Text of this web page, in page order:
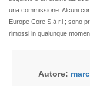
una commissione. Alcuni
Europe Core S.à r.l.; sono
rimossi in qualunque
Autore: